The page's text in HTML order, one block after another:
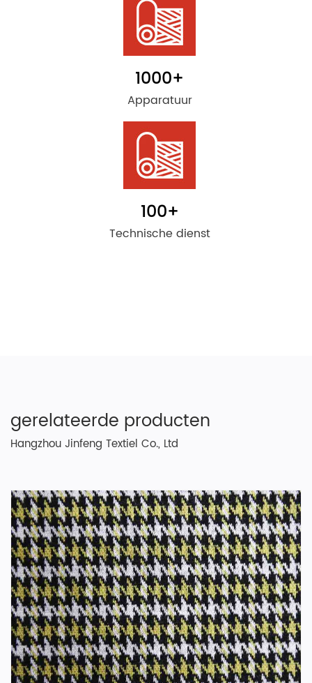
1000+
Apparatuur
100+
Technische dienst
gerelateerde producten
Hangzhou Jinfeng Textiel Co., Ltd